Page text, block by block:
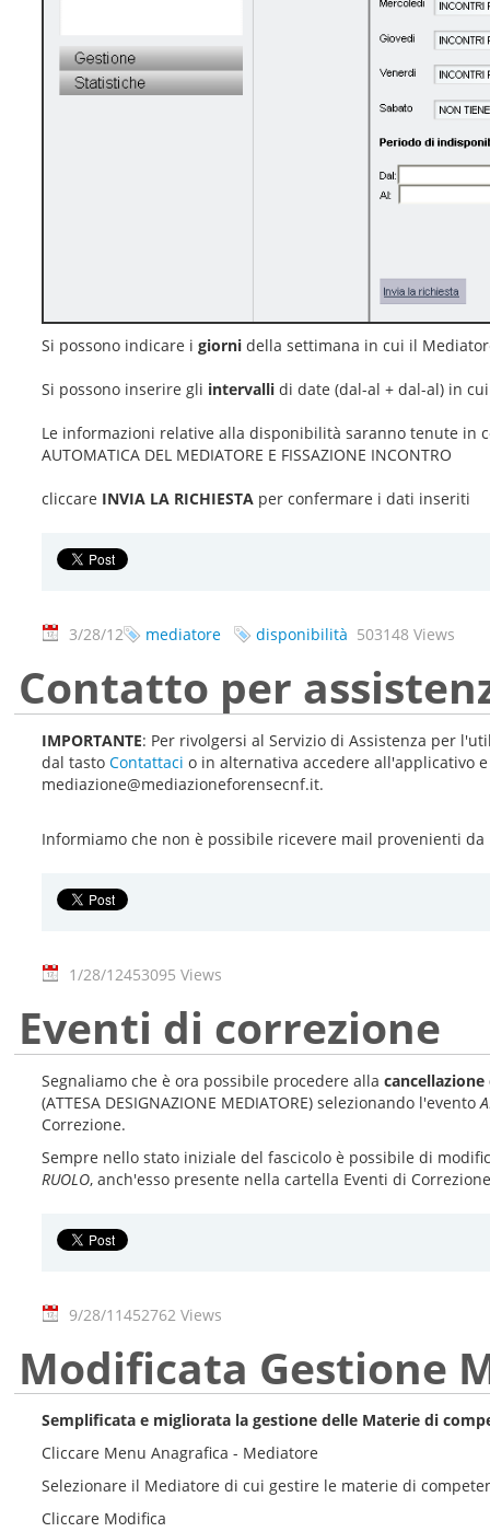
Si possono indicare i giorni della settimana in cui il
Si possono inserire gli intervalli di date (dal-al + dal-al) in
Le informazioni relative alla disponibilità saranno tenute in
AUTOMATICA DEL MEDIATORE E FISSAZIONE INCONTRO
cliccare INVIA LA RICHIESTA per confermare i dati inseriti
3/28/12 mediatore disponibilità 503148 Views
Contatto per
IMPORTANTE: Per rivolgersi al Servizio di Assistenza per
dal tasto Contattaci o in alternativa accedere all'applicativo
mediazione@mediazioneforensecnf.it.
Informiamo che non è possibile ricevere mail provenienti
1/28/12453095 Views
Eventi di correzione
Segnaliamo che è ora possibile procedere alla
(ATTESA DESIGNAZIONE MEDIATORE) selezionando l'evento
Correzione.
Sempre nello stato iniziale del fascicolo è possibile di
RUOLO, anch'esso presente nella cartella Eventi di
9/28/11452762 Views
Modificata Gestione
Semplificata e migliorata la gestione delle Materie di
Cliccare Menu Anagrafica - Mediatore
Selezionare il Mediatore di cui gestire le materie di
Cliccare Modifica